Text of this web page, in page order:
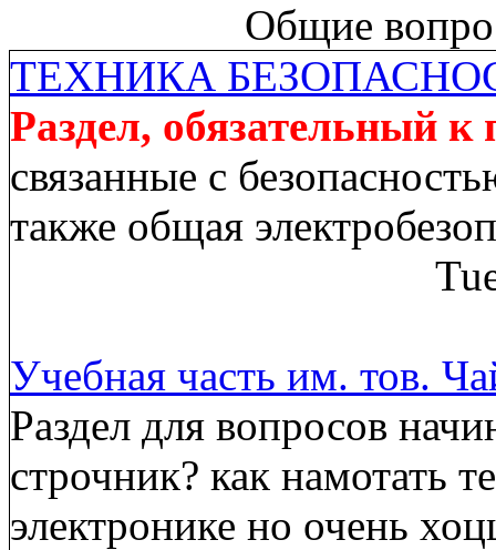
Общие
ТЕХНИКА
Раздел, обязательный к
связанные с
также общая
Учебная часть им. тов.
Раздел для вопросов
строчник? как намотать
электронике но очень